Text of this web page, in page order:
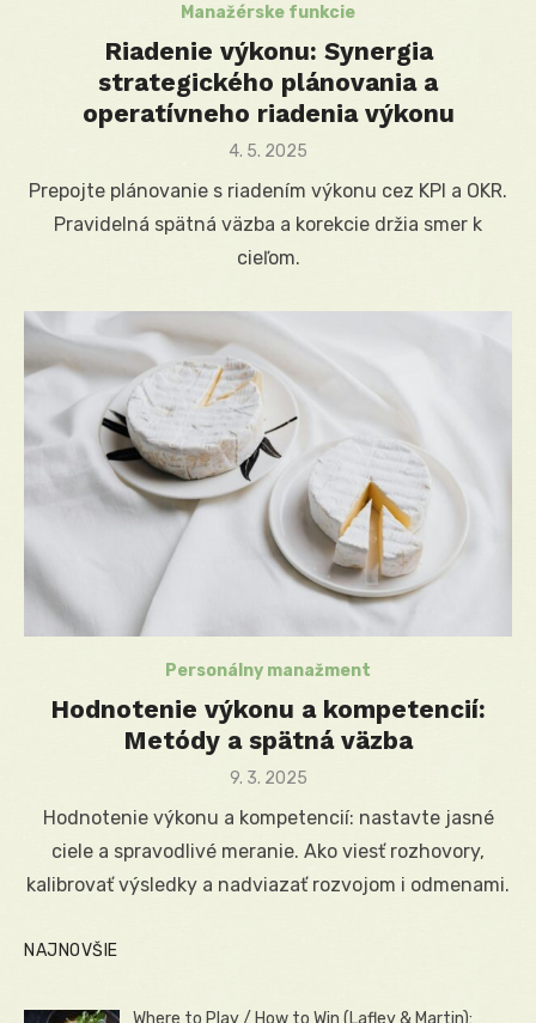
Manažérske funkcie
Riadenie výkonu: Synergia
strategického plánovania a
operatívneho riadenia výkonu
Posted
4. 5. 2025
Prepojte plánovanie s riadením výkonu cez KPI a OKR.
Pravidelná spätná väzba a korekcie držia smer k
cieľom.
Personálny manažment
Hodnotenie výkonu a kompetencií:
Metódy a spätná väzba
Posted
9. 3. 2025
Hodnotenie výkonu a kompetencií: nastavte jasné
ciele a spravodlivé meranie. Ako viesť rozhovory,
kalibrovať výsledky a nadviazať rozvojom i odmenami.
NAJNOVŠIE
Where to Play / How to Win (Lafley & Martin):